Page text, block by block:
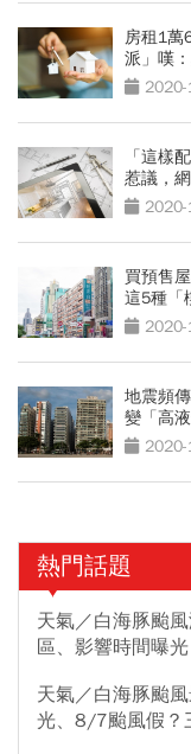
房租1萬
派」嘆
「這樣
惹議，
買預售
這5種「
地震頻
變「高
熱門話題
天氣／白海豚颱
區、影響時間曝
天氣／白海豚颱
光、8/7颱風假？